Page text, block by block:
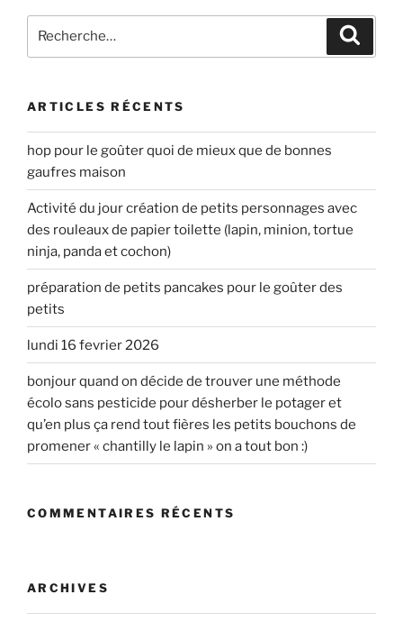
pour
ARTICLES RÉCENTS
hop pour le goûter quoi de mieux que de bonnes
gaufres maison
Activité du jour création de petits personnages avec
des rouleaux de papier toilette (lapin, minion, tortue
ninja, panda et cochon)
préparation de petits pancakes pour le goûter des
petits
lundi 16 fevrier 2026
bonjour quand on décide de trouver une méthode
écolo sans pesticide pour désherber le potager et
qu’en plus ça rend tout fières les petits bouchons de
promener « chantilly le lapin » on a tout bon :)
COMMENTAIRES RÉCENTS
ARCHIVES